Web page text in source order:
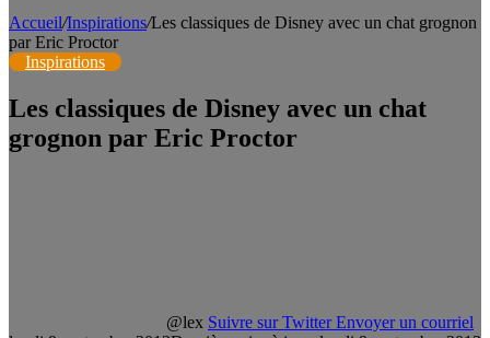
Accueil/Inspirations/Les classiques de Disney avec un chat grognon
par Eric Proctor
Inspirations
Les classiques de Disney avec un chat
grognon par Eric Proctor
@lex Suivre sur Twitter Envoyer un courriel